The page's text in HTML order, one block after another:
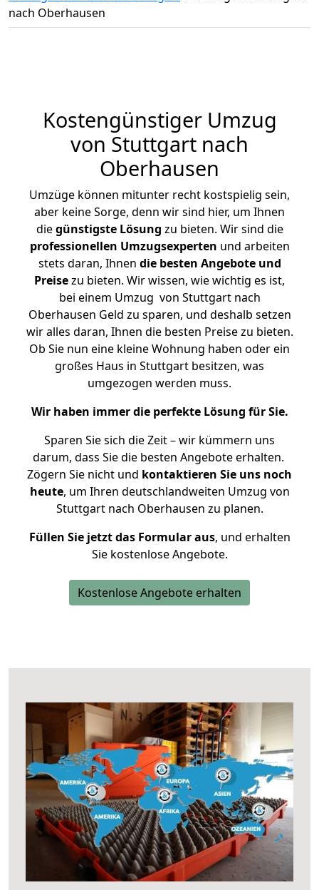
nach Oberhausen
Kostengünstiger Umzug
von Stuttgart nach
Oberhausen
Umzüge können mitunter recht kostspielig sein,
aber keine Sorge, denn wir sind hier, um Ihnen
diegünstigste Lösung zu bieten. Wir sind die
professionellen Umzugsexperten und arbeiten
stets daran, Ihnen die besten Angebote und
Preisezu bieten. Wir wissen, wie wichtig es ist,
bei einem Umzug von Stuttgart nach
Oberhausen Geld zu sparen, und deshalb setzen
wir alles daran, Ihnen die besten Preise zu bieten.
Ob Sie nun eine kleine Wohnung haben oder ein
großes Haus in Stuttgart besitzen, was
umgezogen werden muss.
Wir haben immer die perfekte Lösung für Sie.
Sparen Sie sich die Zeit – wir kümmern uns
darum, dass Sie die besten Angebote erhalten.
Zögern Sie nicht und kontaktieren Sie uns noch
heute, um Ihren deutschlandweiten Umzug von
Stuttgart nach Oberhausen zu planen.
Füllen Sie jetzt das Formular aus, und erhalten
Sie kostenlose Angebote.
Kostenlose Angebote erhalten